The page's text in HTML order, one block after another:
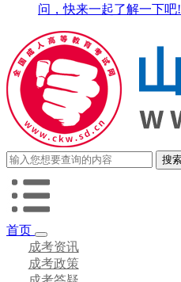
问，快来一起了解一下吧!
首页
成考资讯
成考政策